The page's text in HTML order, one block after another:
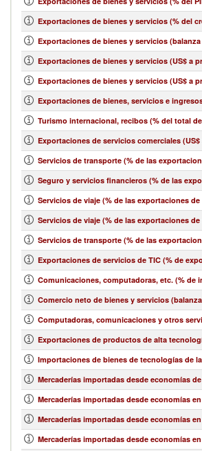
Exportaciones de bienes y servicios (% del
Exportaciones de bienes y servicios
Exportaciones de bienes y servicios (US$ a
Exportaciones de bienes y servicios (US$ a
Exportaciones de bienes, servicios e
Turismo internacional, recibos (% del total
Exportaciones de servicios comerciales
Servicios de transporte (% de las
Seguro y servicios financieros (% de las
Servicios de viaje (% de las exportaciones
Servicios de viaje (% de las exportaciones de
Servicios de transporte (% de las
Exportaciones de servicios de TIC (% de
Comunicaciones, computadoras, etc. (% de
Comercio neto de bienes y servicios
Computadoras, comunicaciones y otros
Exportaciones de productos de alta
Importaciones de bienes de tecnologías de
Mercaderías importadas desde economías
Mercaderías importadas desde economías
Mercaderías importadas desde economías
Mercaderías importadas desde economías